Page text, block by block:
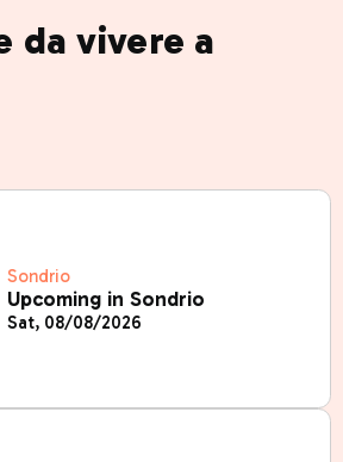
da vivere a
Sondrio
Upcoming in Sondrio
Sat, 08/08/2026